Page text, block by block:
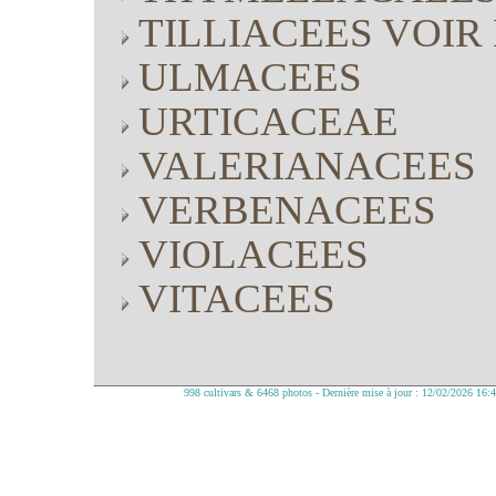
TILLIACEES VOIR
ULMACEES
URTICACEAE
VALERIANACEES
VERBENACEES
VIOLACEES
VITACEES
998 cultivars & 6468 photos - Dernière mise à jour : 12/02/2026